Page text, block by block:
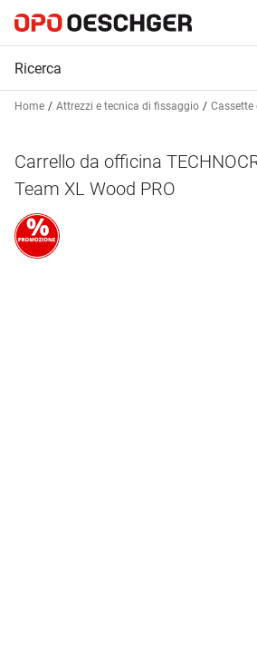
Home Attrezzi e tecnica di fissaggio Cassette
Carrello da officina
Team XL Wood PRO